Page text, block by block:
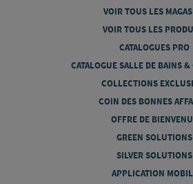
VOIR TOUS LES
VOIR TOUS LES
CATALOGUES PRO
CATALOGUE SALLE DE BAINS &
COLLECTIONS
COIN DES BONNES
OFFRE DE
GREEN SOLUTIONS
SILVER SOLUTIONS
APPLICATION